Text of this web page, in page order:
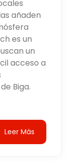
añaden
es un
un
acceso a
Biga.
Leer Más